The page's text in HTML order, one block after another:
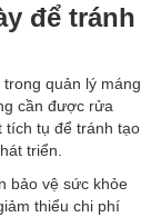
để tránh
quản lý máng
cần được rửa
tích tụ để tránh tạo
triển.
bảo vệ sức khỏe
thiểu chi phí